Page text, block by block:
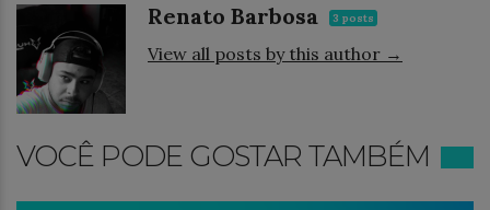
Renato Barbosa 3 posts
View all posts by this author →
VOCÊ PODE GOSTAR TAMBÉM